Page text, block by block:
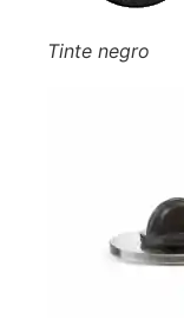
Tinte negro